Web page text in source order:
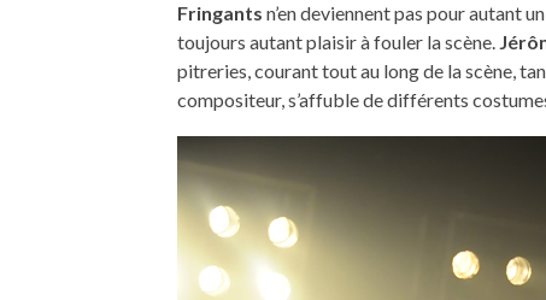
Fringants n’en deviennent pas pour autant
toujours autant plaisir à fouler la scène.
pitreries, courant tout au long de la scène,
compositeur, s’affuble de différents